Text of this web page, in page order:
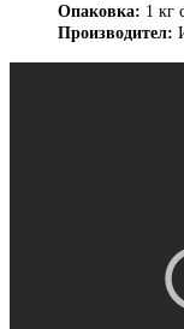
Опаковка: 1 кг
Производител: